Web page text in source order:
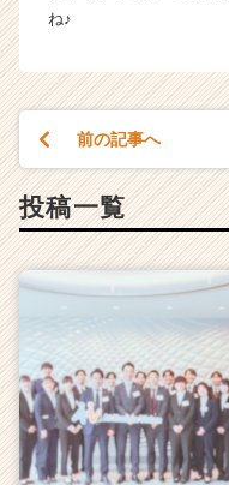
ね♪
前の記事へ
投稿一覧